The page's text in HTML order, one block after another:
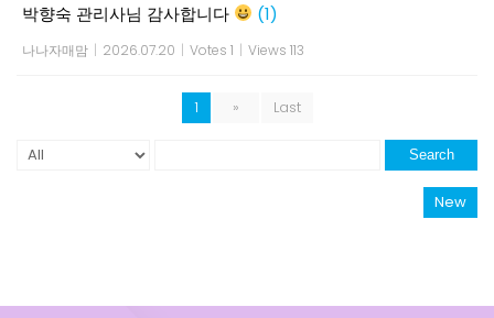
박향숙 관리사님 감사합니다 (1)
나나자매맘 | 2026.07.20 | Votes 1 | Views 113
1 » Last
Search
New